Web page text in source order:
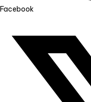
Facebook